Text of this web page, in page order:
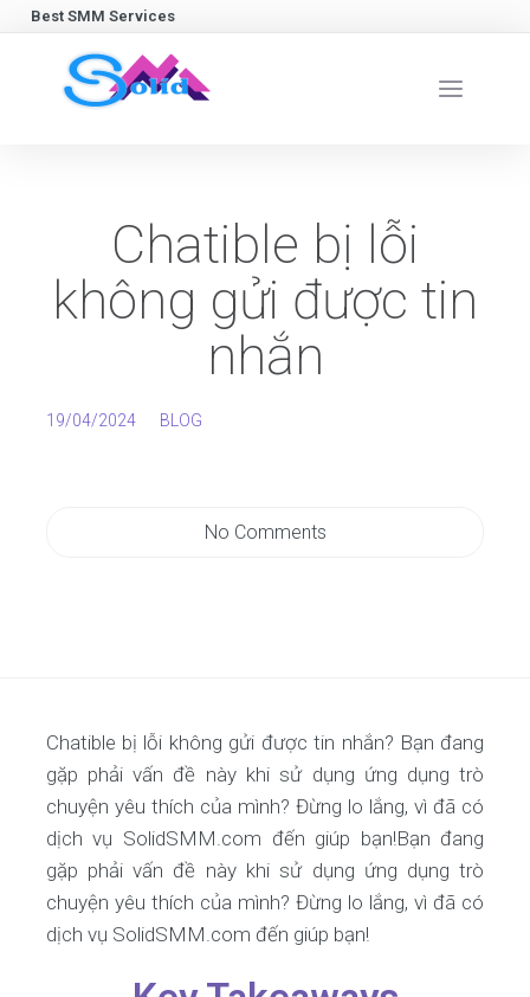
Best SMM Services
Chatible bị lỗi
không gửi được tin
nhắn
19/04/2024 BLOG
No Comments
Chatible bị lỗi không gửi được tin nhắn? Bạn đang
gặp phải vấn đề này khi sử dụng ứng dụng trò
chuyện yêu thích của mình? Đừng lo lắng, vì đã có
dịch vụ SolidSMM.com đến giúp bạn!Bạn đang
gặp phải vấn đề này khi sử dụng ứng dụng trò
chuyện yêu thích của mình? Đừng lo lắng, vì đã có
dịch vụ SolidSMM.com đến giúp bạn!